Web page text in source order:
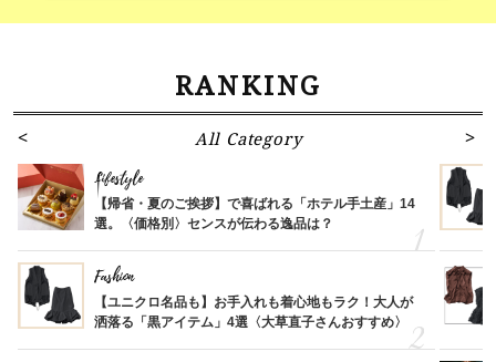
RANKING
All Category
Lifestyle
【帰省・夏のご挨拶】で喜ばれる「ホテル手土産」14
選。〈価格別〉センスが伝わる逸品は？
Fashion
【ユニクロ名品も】お手入れも着心地もラク！大人が
洒落る「黒アイテム」4選〈大草直子さんおすすめ〉